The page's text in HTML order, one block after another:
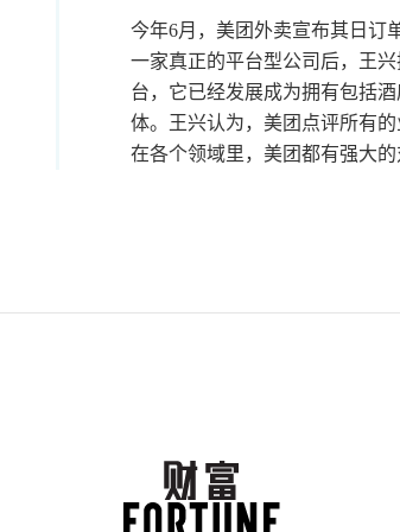
今年6月，美团外卖宣布其日订
一家真正的平台型公司后，王
台，它已经发展成为拥有包括
体。王兴认为，美团点评所有
在各个领域里，美团都有强大